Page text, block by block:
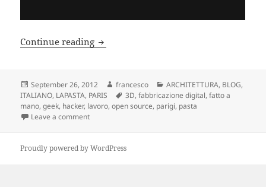
Continue reading TRE VIDEO PER CAPIRE CHE LAVORI
Posted
on
September 26, 2012 Author
francesco Categories
ARCHITETTURA, BLOG,
ITALIANO, LAPASTA, PARIS Tags
3D,fabbricazione digital,fatto a
mano,geek, hacker, lavoro,open source, parigi, pasta
Leave a commenton TRE VIDEO PER CAPIRE CHE LAVORI FACCIO
Proudly powered by WordPress